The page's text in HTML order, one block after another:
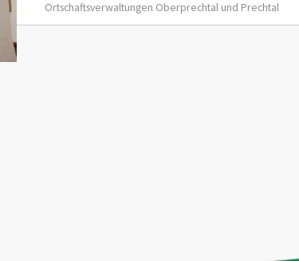
Ortschaftsverwaltungen Oberprechtal und Prechtal